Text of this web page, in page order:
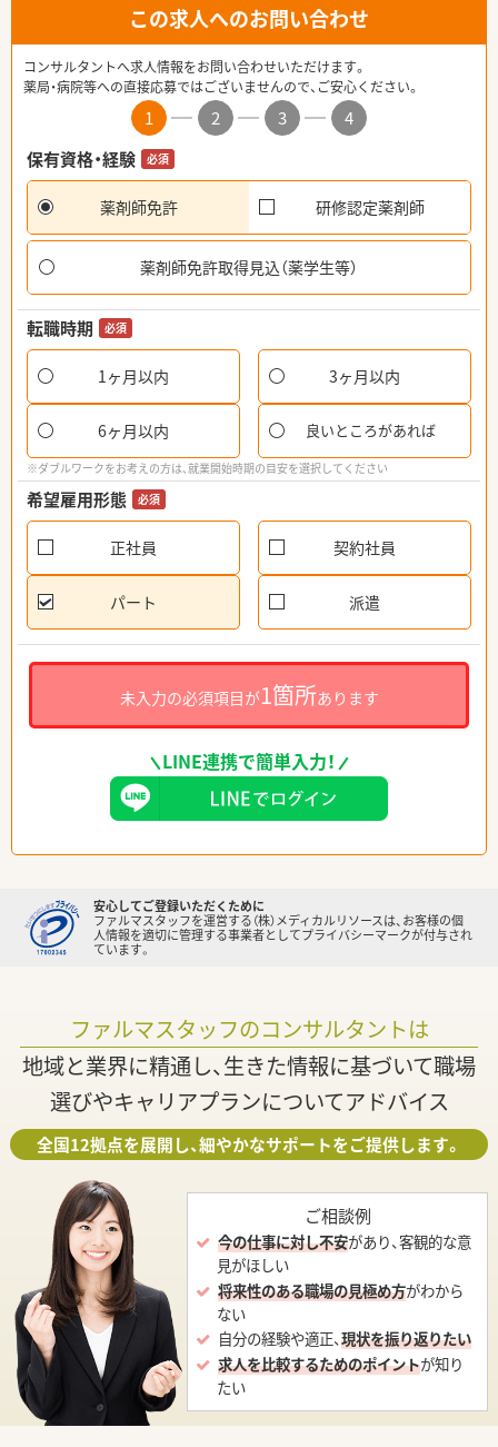
この求人へのお問い合わせ
コンサルタントへ求人情報をお問い合わせいただけます。
薬局・病院等への直接応募ではございませんので、ご安心ください。
1 2 3
4
保有資格・経験
必須
薬剤師免許 研修認定薬剤師
薬剤師免許取得見込（薬学生等）
転職時期 必須
1ヶ月以内 3ヶ月以内
6ヶ月以内 良いところがあれば
※ダブルワークをお考えの方は、就業開始時期の目安を選択してください
希望雇用形態 必須
正社員 契約社員
パート 派遣
未入力の必須項目が1箇所あります
LINE連携で簡単入力！
安心してご登録いただくために
ファルマスタッフを運営する（株）メディカルリソースは、お客様の個
人情報を適切に管理する事業者としてプライバシーマークが付与され
ています。
ファルマスタッフのコンサルタントは
地域と業界に精通し、生きた情報に基づいて職場
選びやキャリアプランについてアドバイス
全国12拠点を展開し、細やかなサポートをご提供します。
ご相談例
今の仕事に対し不安があり、客観的な意
見がほしい
将来性のある職場の見極め方がわから
ない
自分の経験や適正、現状を振り返りたい
求人を比較するためのポイントが知り
たい